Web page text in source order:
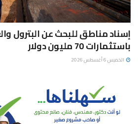
إسناد مناطق للبحث عن البترول
باستثمارات 70 مليون دولار
الخميس 6 أغسطس 2026